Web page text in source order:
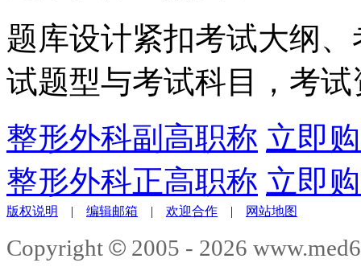
题库设计紧扣考试大纲
试题型与考试科目，考
整形外科副高职称 立即
整形外科正高职称 立即
版权说明 | 编辑邮箱 | 欢迎合作 | 网站地图
Copyright © 2005 - 2026